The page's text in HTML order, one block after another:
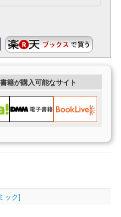
籍が購入可能なサイト
ック]